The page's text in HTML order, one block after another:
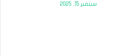
سبتمبر 15, 2025